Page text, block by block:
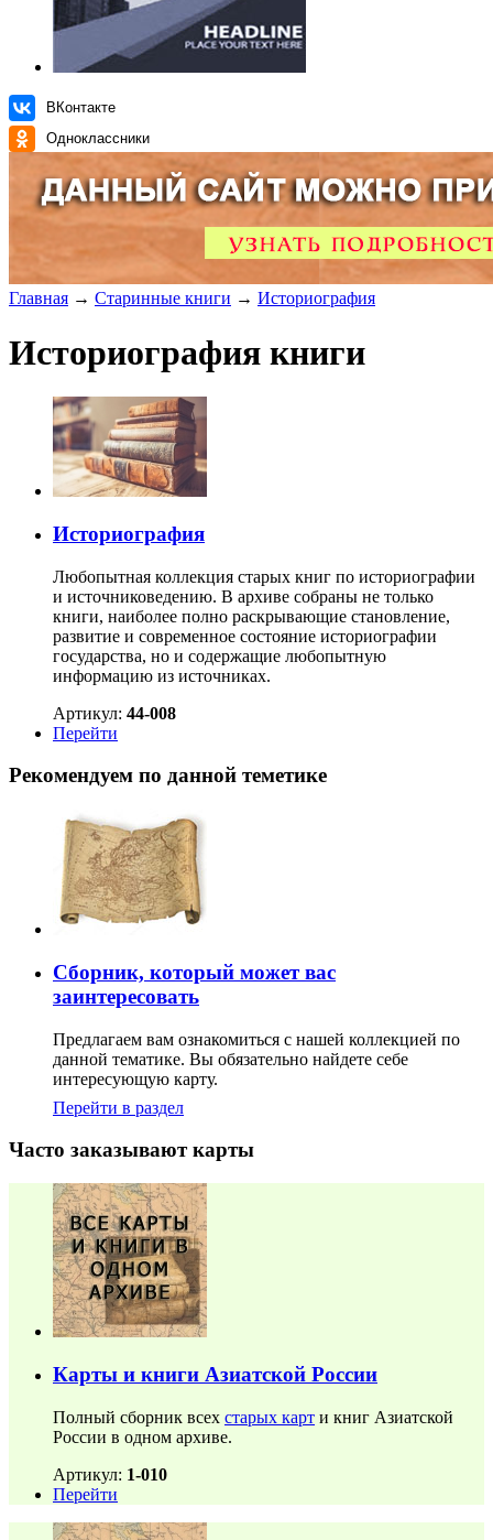
ВКонтакте
Одноклассники
Главная → Старинные книги → Историография
Историография книги
Историография
Любопытная коллекция старых книг по историографии
и источниковедению. В архиве собраны не только
книги, наиболее полно раскрывающие становление,
развитие и современное состояние историографии
государства, но и содержащие любопытную
информацию из источниках.
Артикул: 44-008
Перейти
Рекомендуем по данной теметике
Сборник, который может вас
заинтересовать
Предлагаем вам ознакомиться с нашей коллекцией по
данной тематике. Вы обязательно найдете себе
интересующую карту.
Перейти в раздел
Часто заказывают карты
Карты и книги Азиатской России
Полный сборник всех старых карт и книг Азиатской
России в одном архиве.
Артикул: 1-010
Перейти